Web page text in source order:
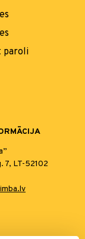
paroli
7, LT-52102